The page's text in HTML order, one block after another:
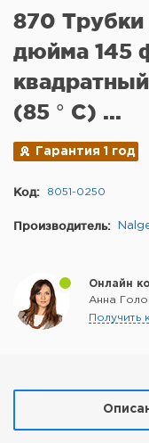
870
дюйма 145
(85 ° C) ...
Гарантия 1 год
Код: 8051-0250
Производитель:
Онлайн
Анна
Получить